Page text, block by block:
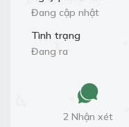
Đang cập nhật
Tình trạng
Đang ra
2 Nhận xét